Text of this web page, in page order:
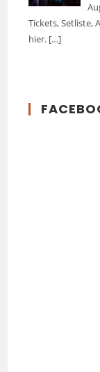
Tickets, Setliste,
hier. […]